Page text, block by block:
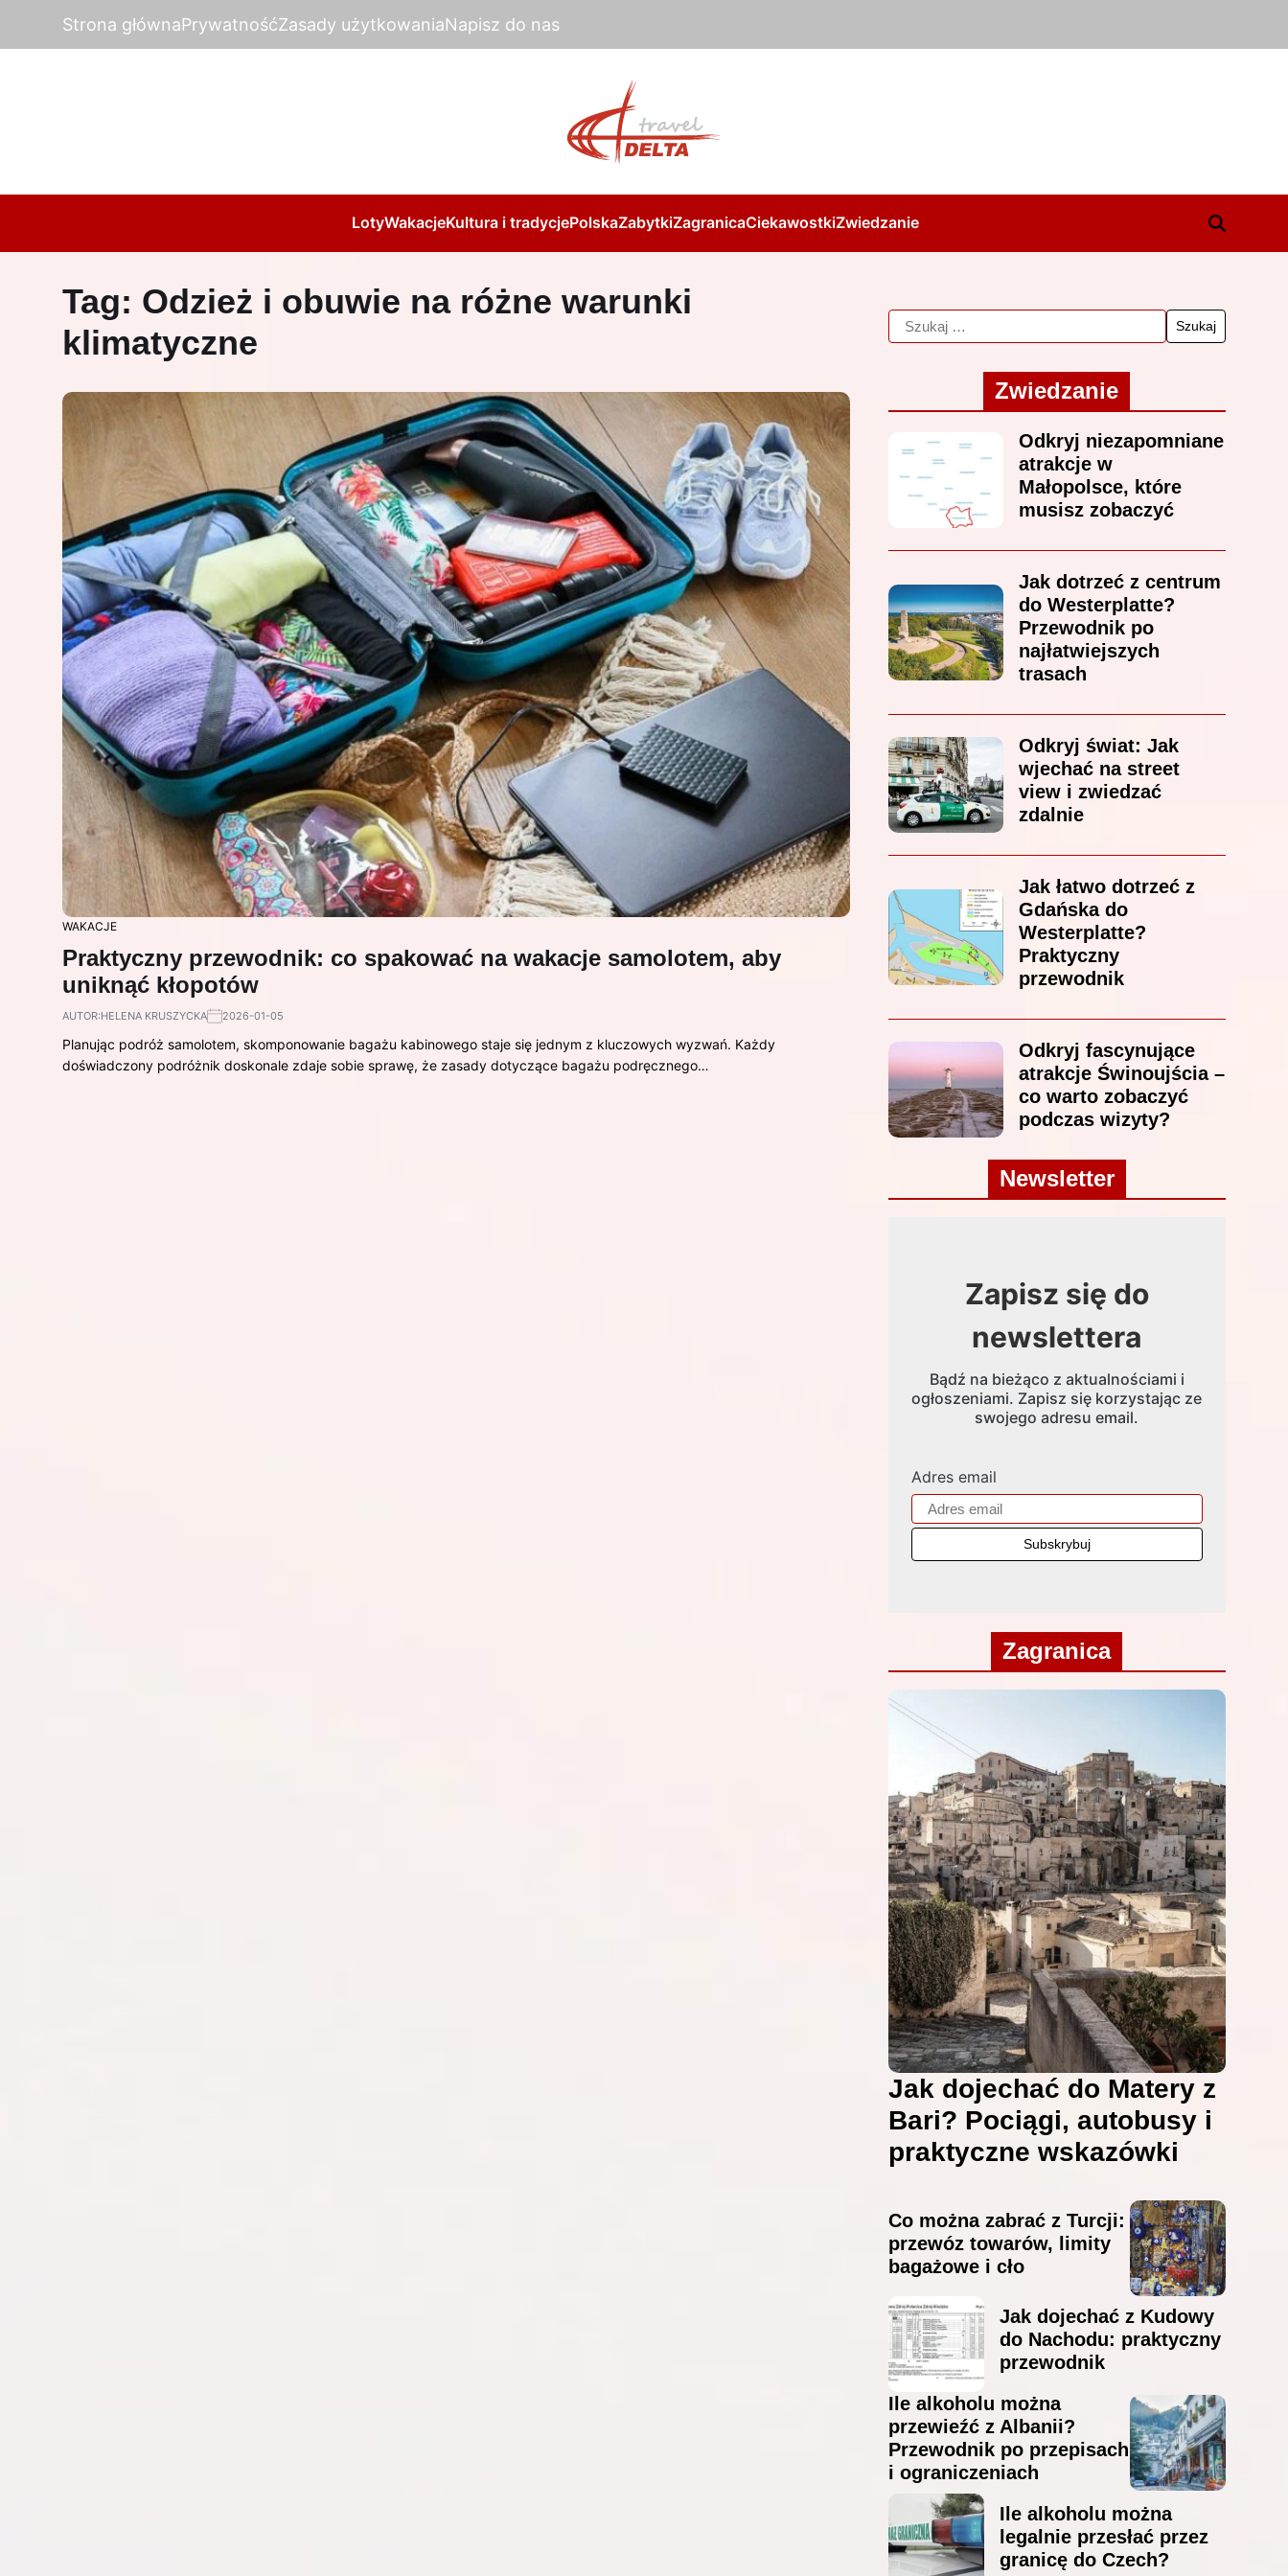
Strona głównaPrywatnośćZasady użytkowaniaNapisz do nas
LotyWakacjeKultura i tradycjePolskaZabytkiZagranicaCiekawostkiZwiedzanie
Tag: Odzież i obuwie na różne warunki
klimatyczne
WAKACJE
Praktyczny przewodnik: co spakować na wakacje samolotem, aby
uniknąć kłopotów
AUTOR:HELENA KRUSZYCKA 2026-01-05
Planując podróż samolotem, skomponowanie bagażu kabinowego staje się jednym z kluczowych wyzwań. Każdy
doświadczony podróżnik doskonale zdaje sobie sprawę, że zasady dotyczące bagażu podręcznego…
Zwiedzanie
Odkryj niezapomniane
atrakcje w
Małopolsce, które
musisz zobaczyć
Jak dotrzeć z centrum
do Westerplatte?
Przewodnik po
najłatwiejszych
trasach
Odkryj świat: Jak
wjechać na street
view i zwiedzać
zdalnie
Jak łatwo dotrzeć z
Gdańska do
Westerplatte?
Praktyczny
przewodnik
Odkryj fascynujące
atrakcje Świnoujścia –
co warto zobaczyć
podczas wizyty?
Newsletter
Zapisz się do
newslettera
Bądź na bieżąco z aktualnościami i
ogłoszeniami. Zapisz się korzystając ze
swojego adresu email.
Adres email
Zagranica
Jak dojechać do Matery z
Bari? Pociągi, autobusy i
praktyczne wskazówki
Co można zabrać z Turcji:
przewóz towarów, limity
bagażowe i cło
Jak dojechać z Kudowy
do Nachodu: praktyczny
przewodnik
Ile alkoholu można
przewieźć z Albanii?
Przewodnik po przepisach
i ograniczeniach
Ile alkoholu można
legalnie przesłać przez
granicę do Czech?